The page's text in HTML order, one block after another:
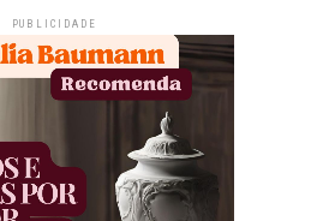
PUBLICIDADE